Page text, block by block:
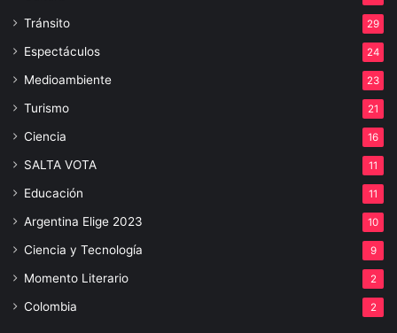
Tránsito 29
Espectáculos 24
Medioambiente 23
Turismo 21
Ciencia 16
SALTA VOTA 11
Educación 11
Argentina Elige 2023 10
Ciencia y Tecnología 9
Momento Literario 2
Colombia 2